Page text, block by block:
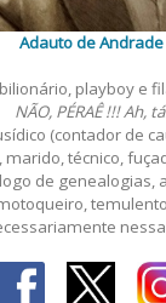
Adauto de Andrade
playboy e
NÃO, PÉRAÊ !!! Ah,
(contador de
marido, técnico,
de genealogias,